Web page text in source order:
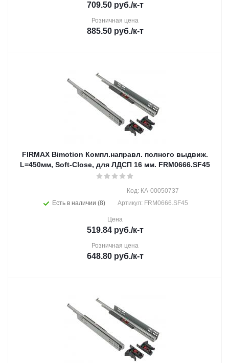
709.50руб./к-т
Розничная цена
885.50руб./к-т
FIRMAX Bimotion Компл.направл. полного выдвиж.
L=450мм, Soft-Close, для ЛДСП 16 мм. FRM0666.SF45
Есть в наличии (8)
Код: КА-00050737
Артикул: FRM0666.SF45
Цена
519.84руб./к-т
Розничная цена
648.80руб./к-т